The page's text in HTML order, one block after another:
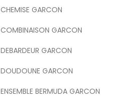
CHEMISE GARCON
COMBINAISON GARCON
DEBARDEUR GARCON
DOUDOUNE GARCON
ENSEMBLE BERMUDA GARCON